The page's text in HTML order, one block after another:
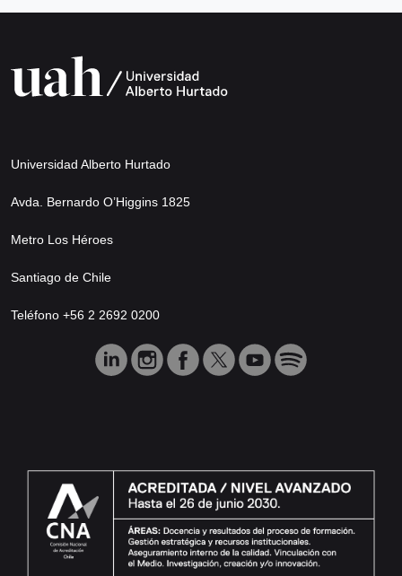
Universidad Alberto Hurtado
Avda. Bernardo O’Higgins 1825
Metro Los Héroes
Santiago de Chile
Teléfono +56 2 2692 0200